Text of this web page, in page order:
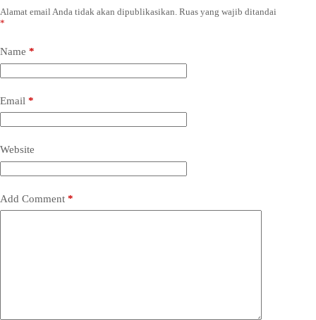
Alamat email Anda tidak akan dipublikasikan. Ruas yang wajib ditandai
*
Name *
Email *
Website
Add Comment *